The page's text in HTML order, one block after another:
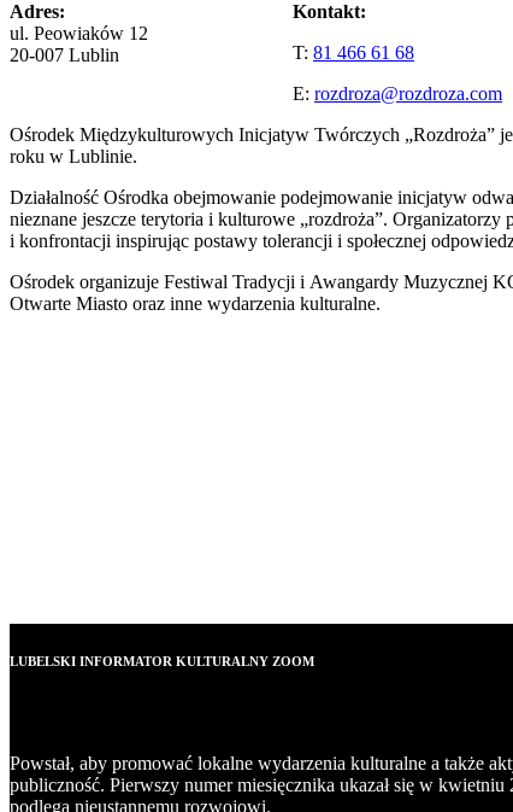
Adres:
ul. Peowiaków 12
20-007 Lublin
Kontakt:
T: 81 466 61 68
E: rozdroza@rozdroza.com
Ośrodek Międzykulturowych Inicjatyw Twórczych „Rozdroża”
roku w Lublinie.
Działalność Ośrodka obejmowanie podejmowanie inicjatyw
nieznane jeszcze terytoria i kulturowe „rozdroża”. Organizatorzy
i konfrontacji inspirując postawy tolerancji i społecznej
Ośrodek organizuje Festiwal Tradycji i Awangardy Muzycznej
Otwarte Miasto oraz inne wydarzenia kulturalne.
LUBELSKI INFORMATOR KULTURALNY ZOOM
Powstał, aby promować lokalne wydarzenia kulturalne a także
publiczność. Pierwszy numer miesięcznika ukazał się w kwietniu
podlega nieustannemu rozwojowi.